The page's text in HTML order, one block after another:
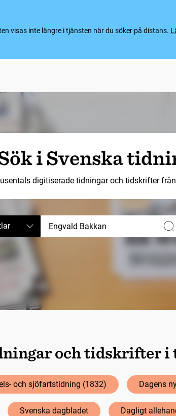
visas inte längre i tjänsten när du söker på distans.
i Svenska
digitiserade tidningar och tidskrifter
och tidskrifter i
och sjöfartstidning (1832) Dagens
Svenska dagbladet Dagligt